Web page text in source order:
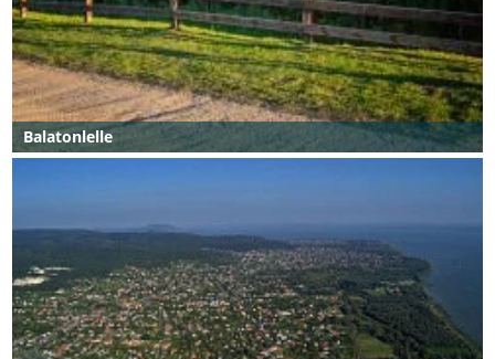
Balatonlelle